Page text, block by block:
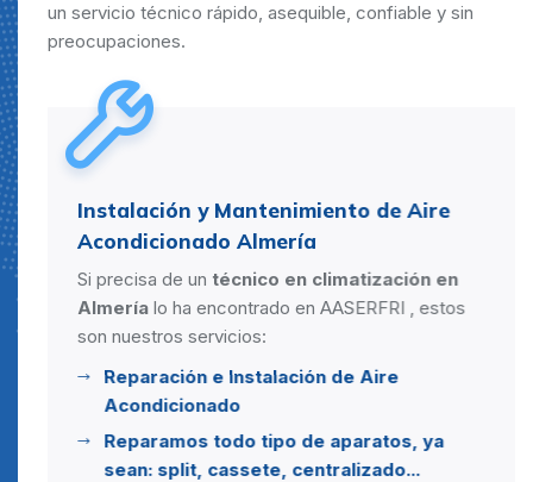
un servicio técnico rápido, asequible, confiable y sin
preocupaciones.
Instalación y Mantenimiento de Aire
Acondicionado Almería
Si precisa de un técnico en climatización en
Almería lo ha encontrado en AASERFRI , estos
son nuestros servicios:
Reparación e Instalación de Aire
Acondicionado
Reparamos todo tipo de aparatos, ya
sean: split, cassete, centralizado...